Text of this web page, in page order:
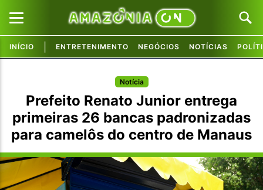
INÍCIO ENTRETENIMENTO NEGÓCIOS NOTÍCIAS
Notícia
Prefeito Renato Junior entrega
primeiras 26 bancas padronizadas
para camelôs do centro de Manaus